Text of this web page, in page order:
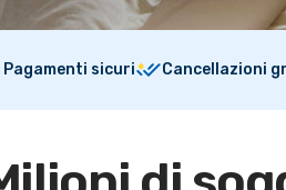
Pagamenti sicuri Cancellazioni